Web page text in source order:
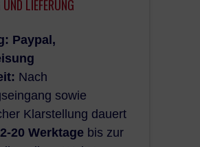
LIEFERUNG
Paypal,
Nach
sowie
Klarstellung dauert
20 Werktage bis zur